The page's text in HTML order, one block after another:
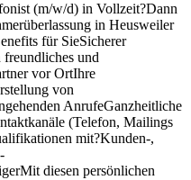
(m/w/d) in Vollzeit?Dann
in Heusweiler
für SieSicherer
und
vor OrtIhre
von
AnrufeGanzheitliche
(Telefon, Mailings
mit?Kunden-,
diesen persönlichen